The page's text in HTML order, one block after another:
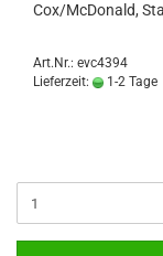
Cox/McDonald,
Art.Nr.: evc4394
Lieferzeit:
1-2 Tage